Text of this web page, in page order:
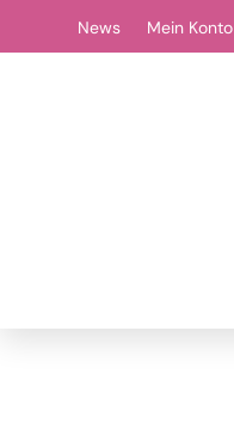
News Mein Konto